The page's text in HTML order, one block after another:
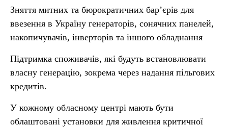
Зняття митних та бюрократичних бар’єрів для
ввезення в Україну генераторів, сонячних панелей,
накопичувачів, інверторів та іншого обладнання
Підтримка споживачів, які будуть встановлювати
власну генерацію, зокрема через надання пільгових
кредитів.
У кожному обласному центрі мають бути
облаштовані установки для живлення критичної